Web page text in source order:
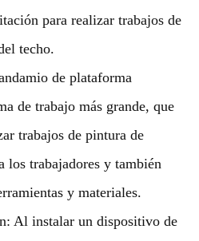
para realizar trabajos de
techo.
de plataforma
de trabajo más grande, que
trabajos de pintura de
los trabajadores y también
y materiales.
Al instalar un dispositivo de